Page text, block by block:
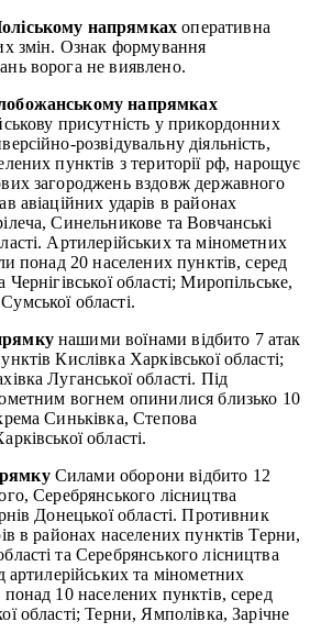
напрямкахоперативна
змін. Ознак формування
ворога не виявлено.
напрямках
присутність у прикордонних
розвідувальну діяльність,
пунктів з території рф, нарощує
загороджень вздовж державного
авіаційних ударів в районах
Синельникове та Вовчанські
Артилерійських та мінометних
понад 20 населених пунктів, серед
області; Миропільське,
області.
нашими воїнами відбито 7 атак
Кислівка Харківської області;
Луганської області. Під
вогнем опинилися близько 10
Синьківка, Степова
області.
Силами оборони відбито 12
Серебрянського лісництва
Донецької області. Противник
в районах населених пунктів Терни,
та Серебрянського лісництва
артилерійських та мінометних
понад 10 населених пунктів, серед
області; Терни, Ямполівка, Зарічне